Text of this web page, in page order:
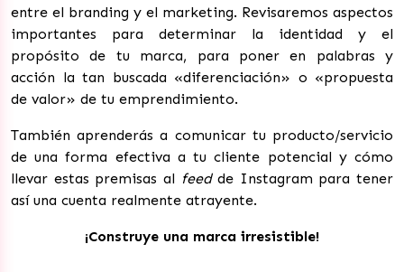
entre el branding y el marketing. Revisaremos aspectos
importantes para determinar la identidad y el
propósito de tu marca, para poner en palabras y
acción la tan buscada «diferenciación» o «propuesta
de valor» de tu emprendimiento.
También aprenderás a comunicar tu producto/servicio
de una forma efectiva a tu cliente potencial y cómo
llevar estas premisas al feedde Instagram para tener
así una cuenta realmente atrayente.
¡Construye una marca irresistible!